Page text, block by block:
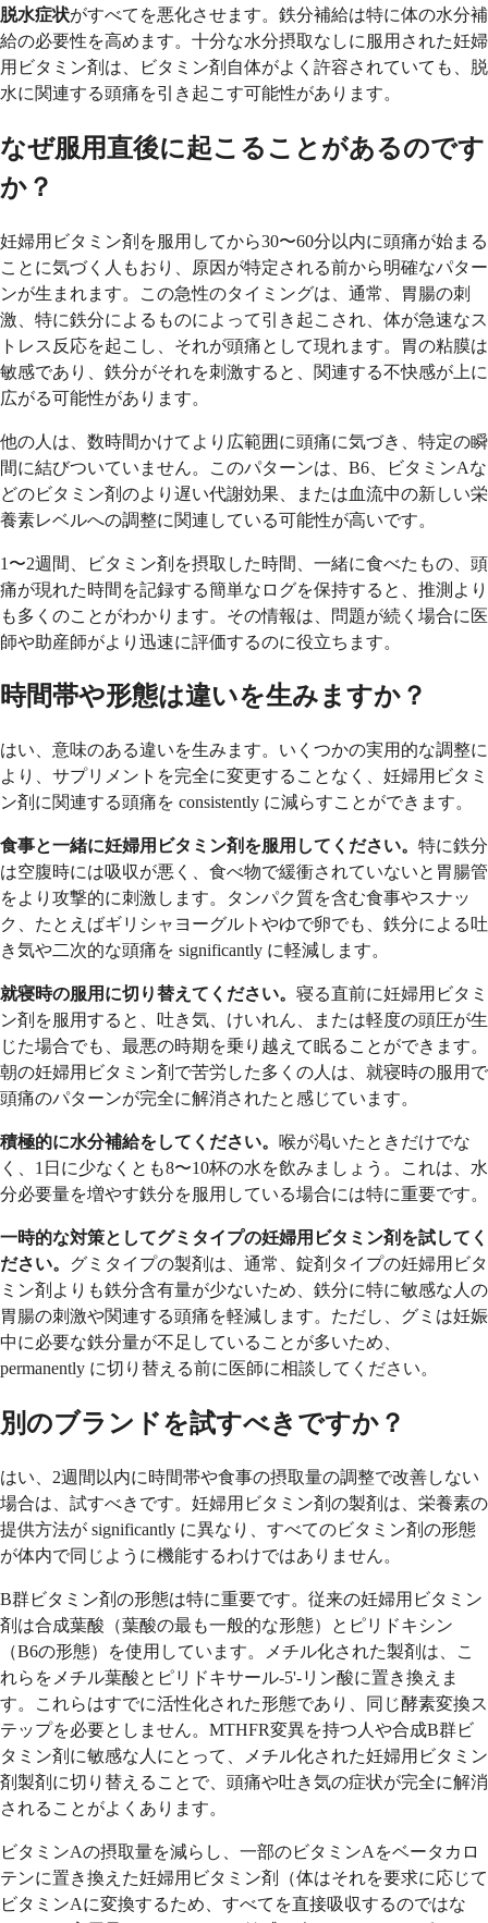
脱水症状がすべてを悪化させます。鉄分補給は特に体の水分補
給の必要性を高めます。十分な水分摂取なしに服用された妊婦
用ビタミン剤は、ビタミン剤自体がよく許容されていても、脱
水に関連する頭痛を引き起こす可能性があります。
なぜ服用直後に起こることがあるのです
か？
妊婦用ビタミン剤を服用してから30〜60分以内に頭痛が始まる
ことに気づく人もおり、原因が特定される前から明確なパター
ンが生まれます。この急性のタイミングは、通常、胃腸の刺
激、特に鉄分によるものによって引き起こされ、体が急速なス
トレス反応を起こし、それが頭痛として現れます。胃の粘膜は
敏感であり、鉄分がそれを刺激すると、関連する不快感が上に
広がる可能性があります。
他の人は、数時間かけてより広範囲に頭痛に気づき、特定の瞬
間に結びついていません。このパターンは、B6、ビタミンAな
どのビタミン剤のより遅い代謝効果、または血流中の新しい栄
養素レベルへの調整に関連している可能性が高いです。
1〜2週間、ビタミン剤を摂取した時間、一緒に食べたもの、頭
痛が現れた時間を記録する簡単なログを保持すると、推測より
も多くのことがわかります。その情報は、問題が続く場合に医
師や助産師がより迅速に評価するのに役立ちます。
時間帯や形態は違いを生みますか？
はい、意味のある違いを生みます。いくつかの実用的な調整に
より、サプリメントを完全に変更することなく、妊婦用ビタミ
ン剤に関連する頭痛を consistently に減らすことができます。
食事と一緒に妊婦用ビタミン剤を服用してください。 特に鉄分
は空腹時には吸収が悪く、食べ物で緩衝されていないと胃腸管
をより攻撃的に刺激します。タンパク質を含む食事やスナッ
ク、たとえばギリシャヨーグルトやゆで卵でも、鉄分による吐
き気や二次的な頭痛を significantly に軽減します。
就寝時の服用に切り替えてください。 寝る直前に妊婦用ビタミ
ン剤を服用すると、吐き気、けいれん、または軽度の頭圧が生
じた場合でも、最悪の時期を乗り越えて眠ることができます。
朝の妊婦用ビタミン剤で苦労した多くの人は、就寝時の服用で
頭痛のパターンが完全に解消されたと感じています。
積極的に水分補給をしてください。 喉が渇いたときだけでな
く、1日に少なくとも8〜10杯の水を飲みましょう。これは、水
分必要量を増やす鉄分を服用している場合には特に重要です。
一時的な対策としてグミタイプの妊婦用ビタミン剤を試してく
ださい。 グミタイプの製剤は、通常、錠剤タイプの妊婦用ビタ
ミン剤よりも鉄分含有量が少ないため、鉄分に特に敏感な人の
胃腸の刺激や関連する頭痛を軽減します。ただし、グミは妊娠
中に必要な鉄分量が不足していることが多いため、
permanently に切り替える前に医師に相談してください。
別のブランドを試すべきですか？
はい、2週間以内に時間帯や食事の摂取量の調整で改善しない
場合は、試すべきです。妊婦用ビタミン剤の製剤は、栄養素の
提供方法が significantly に異なり、すべてのビタミン剤の形態
が体内で同じように機能するわけではありません。
B群ビタミン剤の形態は特に重要です。従来の妊婦用ビタミン
剤は合成葉酸（葉酸の最も一般的な形態）とピリドキシン
（B6の形態）を使用しています。メチル化された製剤は、こ
れらをメチル葉酸とピリドキサール-5'-リン酸に置き換えま
す。これらはすでに活性化された形態であり、同じ酵素変換ス
テップを必要としません。MTHFR変異を持つ人や合成B群ビ
タミン剤に敏感な人にとって、メチル化された妊婦用ビタミン
剤製剤に切り替えることで、頭痛や吐き気の症状が完全に解消
されることがよくあります。
ビタミンAの摂取量を減らし、一部のビタミンAをベータカロ
テンに置き換えた妊婦用ビタミン剤（体はそれを要求に応じて
ビタミンAに変換するため、すべてを直接吸収するのではな